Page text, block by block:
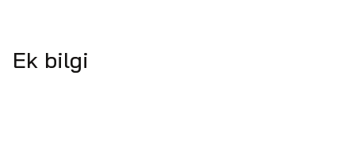
Ek bilgi